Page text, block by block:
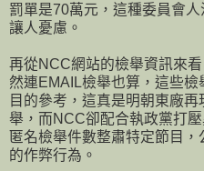
罰單是70萬元，這種委員會
讓人憂慮。
再從NCC網站的檢舉資訊來
然連EMAIL檢舉也算，這些
目的參考，這真是明朝東廠
舉，而NCC卻配合執政黨打
匿名檢舉件數整肅特定節目
的作弊行為。